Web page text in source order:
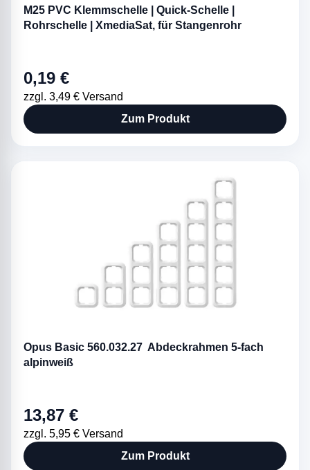
M25 PVC Klemmschelle | Quick-Schelle |
Rohrschelle | XmediaSat, für Stangenrohr
0,19 €
zzgl. 3,49 € Versand
Zum Produkt
Opus Basic 560.032.27 Abdeckrahmen 5-fach
alpinweiß
13,87 €
zzgl. 5,95 € Versand
Zum Produkt